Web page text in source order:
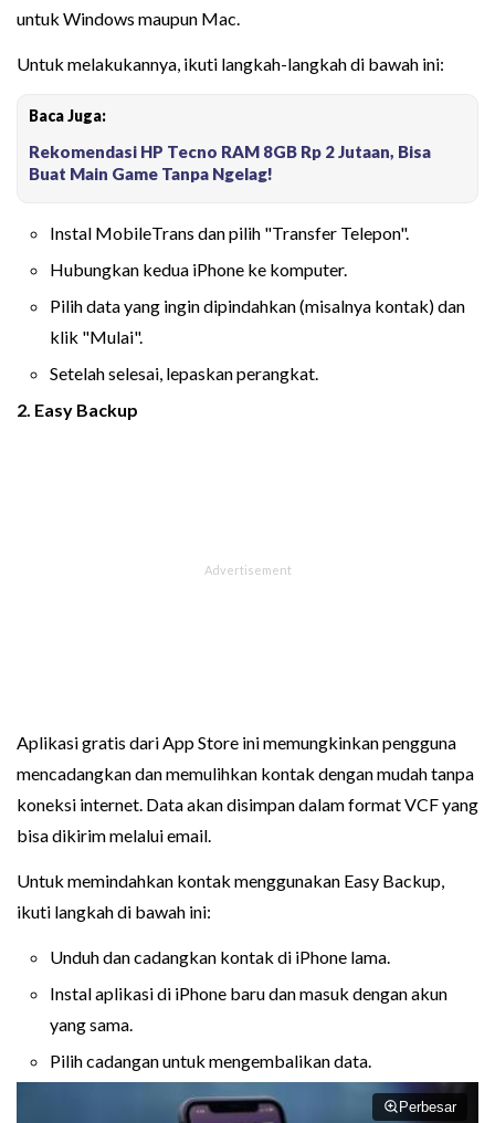
untuk Windows maupun Mac.
Untuk melakukannya, ikuti langkah-langkah di bawah ini:
Baca Juga:
Rekomendasi HP Tecno RAM 8GB Rp 2 Jutaan, Bisa
Buat Main Game Tanpa Ngelag!
Instal MobileTrans dan pilih "Transfer Telepon".
Hubungkan kedua iPhone ke komputer.
Pilih data yang ingin dipindahkan (misalnya kontak) dan
klik "Mulai".
Setelah selesai, lepaskan perangkat.
2. Easy Backup
Aplikasi gratis dari App Store ini memungkinkan pengguna
mencadangkan dan memulihkan kontak dengan mudah tanpa
koneksi internet. Data akan disimpan dalam format VCF yang
bisa dikirim melalui email.
Untuk memindahkan kontak menggunakan Easy Backup,
ikuti langkah di bawah ini:
Unduh dan cadangkan kontak di iPhone lama.
Instal aplikasi di iPhone baru dan masuk dengan akun
yang sama.
Pilih cadangan untuk mengembalikan data.
Perbesar